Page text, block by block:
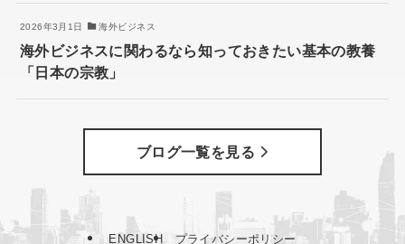
2026年3月1日 海外ビジネス
海外ビジネスに関わるなら知っておきたい基本の教養
「日本の宗教」
ブログ一覧を見る
ENGLISH プライバシーポリシー